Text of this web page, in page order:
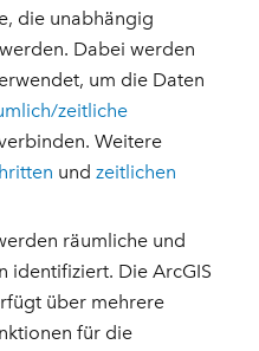
die unabhängig
Dabei werden
um die Daten
zeitliche
Weitere
undzeitlichen
räumliche und
identifiziert. Die ArcGIS
über mehrere
für die